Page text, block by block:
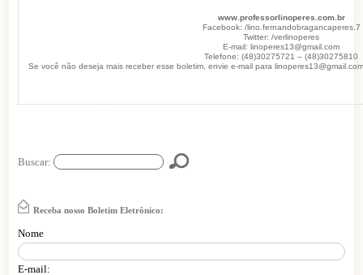
www.professorlinoperes.com.br
Facebook: /lino.fernandobragancaperes.7
Twitter: /verlinoperes
E-mail: linoperes13@gmail.com
Telefone: (48)30275721 – (48)30275810
Se você não deseja mais receber esse boletim, envie e-mail para
Buscar:
Receba nosso Boletim Eletrônico:
Nome
E-mail: